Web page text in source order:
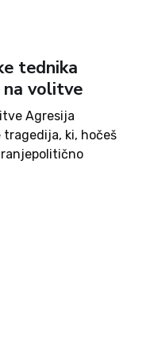
tednika
na volitve
Agresija
tragedija, ki, hočeš
poznavalci
Miro...